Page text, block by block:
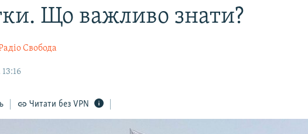
Що важливо знати?
Свобода
Читати без VPN